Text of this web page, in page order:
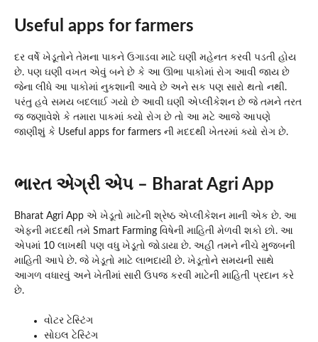
Useful apps for farmers
દર વર્ષે ખેડૂતોને તેમના પાકને ઉગાડવા માટે ઘણી મહેનત કરવી પડતી હોય
છે. પણ ઘણી વખત એવું બને છે કે આ ઊભા પાકોમાં રોગ આવી જાય છે
જેના લીધે આ પાકોમાં નુકશાની આવે છે અને સક પણ સારો થતો નથી.
પરંતુ હવે સમય બદલાઈ ગયો છે આવી ઘણી એપ્લીકેશન છે જે તમને તરત
જ જણાવેશે કે તમારા પાકમાં ક્યો રોગ છે તો આ મટે આજે આપણે
જાણીશું કે Useful apps for farmers ની મદદથી ખેતરમાં ક્યો રોગ છે.
ભારત એગ્રી એપ – Bharat Agri App
Bharat Agri App એ ખેડૂતો માટેની શ્રેષ્ઠ એપ્લીકેશન માની એક છે. આ
એફની મદદથી તમે Smart Farming વિષેની માહિતી મેળવી શકો છો. આ
એપમાં 10 લાખથી પણ વધુ ખેડૂતો જોડાયા છે. અહી તમને નીચે મુજબની
માહિતી આપે છે. જે ખેડૂતો માટે લાભદાયી છે. ખેડૂતોને સમયની સાથે
આગળ વધારવું અને ખેતીમાં સારી ઉપજ કરવી માટેની માહિતી પ્રદાન કરે
છે.
વોટર ટેસ્ટિંગ
સોઇલ ટેસ્ટિંગ